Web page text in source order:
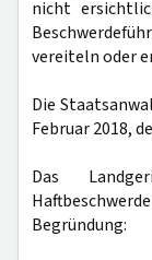
nicht
vereiteln oder
Die
Februar 2018,
Das
Begründung: